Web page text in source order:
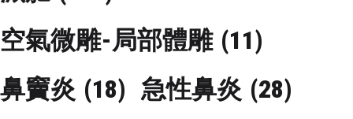
空氣微雕-局部體雕 (11)
鼻竇炎 (18) 急性鼻炎 (28)